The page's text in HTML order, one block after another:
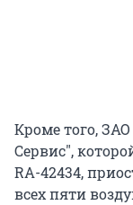
Кроме того,
Сервис",
RA-42434,
всех пяти